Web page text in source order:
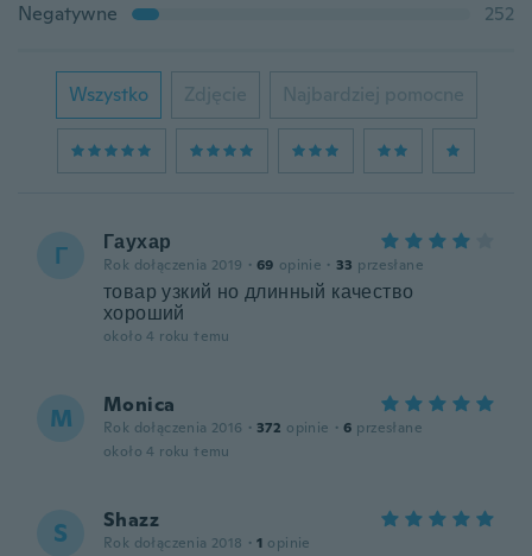
Negatywne
252
Wszystko Zdjęcie Najbardziej pomocne
Г Гаухар
Rok dołączenia 2019 · 69 opinie · 33 przesłane
товар узкий но длинный качество
хороший
około 4 roku temu
M Monica
Rok dołączenia 2016 · 372 opinie · 6 przesłane
około 4 roku temu
S Shazz
Rok dołączenia 2018 · 1 opinie